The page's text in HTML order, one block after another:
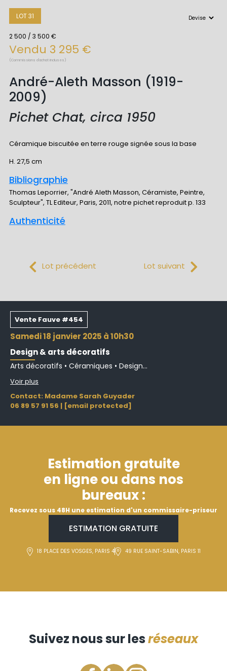
LOT 31
2 500 / 3 500 €
Vendu 3 295 €
(Commissions d'achat incluses)
André-Aleth Masson (1919-
2009)
Pichet Chat, circa 1950
Céramique biscuitée en terre rouge signée sous la base
H. 27,5 cm
Bibliographie
Thomas Leporrier, "André Aleth Masson, Céramiste, Peintre,
Sculpteur", TL Editeur, Paris, 2011, notre pichet reproduit p. 133
Authenticité
Lot précédent Lot suivant
Vente Fauve #454
samedi 18 janvier 2025 à 10h30
Design & arts décoratifs
Arts décoratifs • Céramiques • Design...
Voir plus
Contact: Madame Sarah Guyader
06 89 57 91 56 | [email protected]
Estimation gratuite
en ligne ou dans nos
bureaux :
Recevez sous 48H une estimation d'un commissaire-priseur
ESTIMATION GRATUITE
18 PLACE DES VOSGES, PARIS 4 49 RUE SAINT-SABIN, PARIS 11
Suivez nous sur lesréseaux